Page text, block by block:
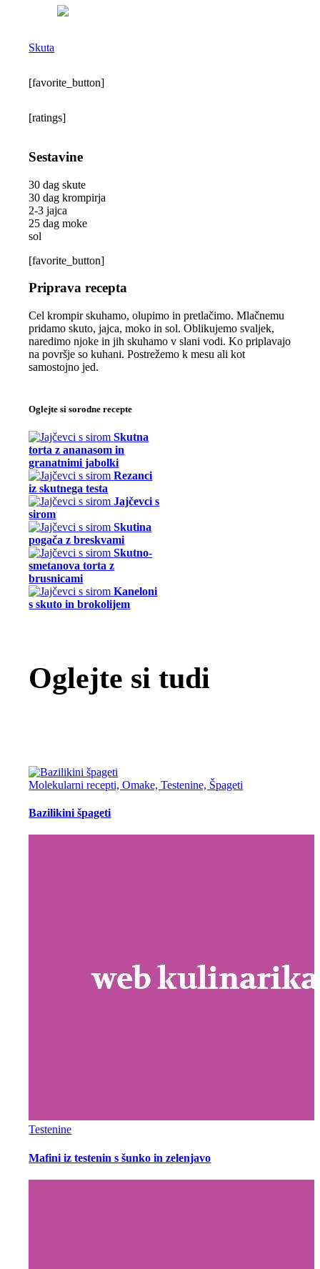
Skuta
[favorite_button]
[ratings]
Sestavine
30 dag skute
30 dag krompirja
2-3 jajca
25 dag moke
sol
[favorite_button]
Priprava recepta
Cel krompir skuhamo, olupimo in pretlačimo. Mlačnemu
pridamo skuto, jajca, moko in sol. Oblikujemo svaljek,
naredimo njoke in jih skuhamo v slani vodi. Ko priplavajo
na površje so kuhani. Postrežemo k mesu ali kot
samostojno jed.
Oglejte si sorodne recepte
Skutna
torta z ananasom in
granatnimi jabolki
Rezanci
iz skutnega testa
Jajčevci s
sirom
Skutina
pogača z breskvami
Skutno-
smetanova torta z
brusnicami
Kaneloni
s skuto in brokolijem
Oglejte si tudi
Molekularni recepti, Omake, Testenine, Špageti
Bazilikini špageti
Testenine
Mafini iz testenin s šunko in zelenjavo